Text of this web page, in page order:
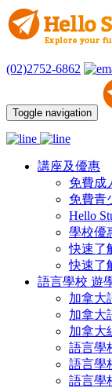
(02)2752-6862
Toggle navigation
講座及優惠
免費成
免費青
Hello
學校優
快速了
快速了
語言學校 遊
加拿大
加拿大
加拿大
語言學
語言學
語言學